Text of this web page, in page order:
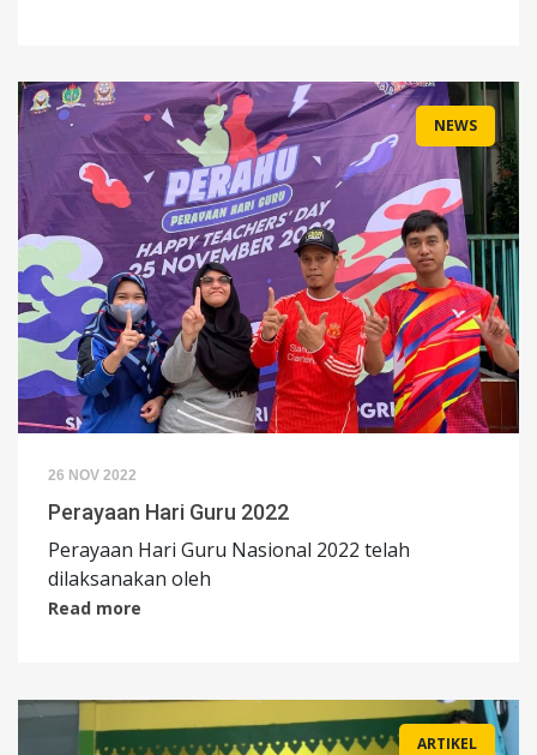
NEWS
26 NOV 2022
Perayaan Hari Guru 2022
Perayaan Hari Guru Nasional 2022 telah
dilaksanakan oleh
Read more
ARTIKEL